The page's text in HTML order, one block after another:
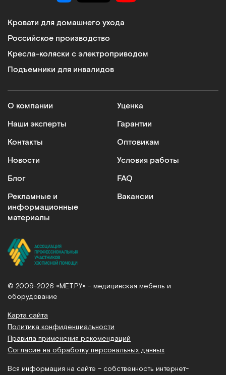
LIFT
Кровати для домашнего ухода
Российское производство
Кресла-коляски с электроприводом
Подъемники для инвалидов
О компании
Наши эксперты
Контакты
Новости
Блог
Рекламные и
информационные
материалы
Уценка
Гарантии
Оптовикам
Условия работы
FAQ
Вакансии
© 2009-2026 «МЕТ.РУ» – медицинская мебель и
оборудование
Карта сайта
Политика конфиденциальности
Правила применения рекомендаций
Согласие на обработку персональных данных
Вся информация на сайте – собственность интернет-